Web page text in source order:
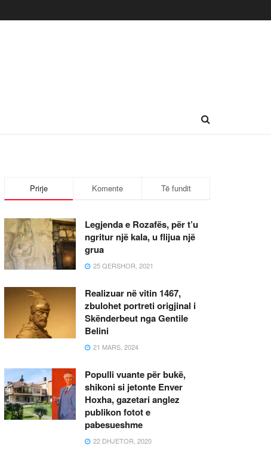
Prirje Komente Të fundit
Legjenda e Rozafës, për t’u
ngritur një kala, u flijua një
grua
25 QERSHOR, 2021
Realizuar në vitin 1467,
zbulohet portreti origjinal i
Skënderbeut nga Gentile
Belini
21 MARS, 2024
Populli vuante për bukë,
shikoni si jetonte Enver
Hoxha, gazetari anglez
publikon fotot e
pabesueshme
22 DHJETOR, 2020